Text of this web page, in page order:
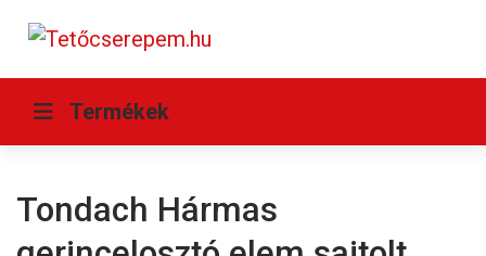
Termékek
Tondach Hármas